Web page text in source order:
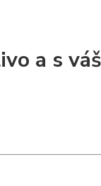
a s